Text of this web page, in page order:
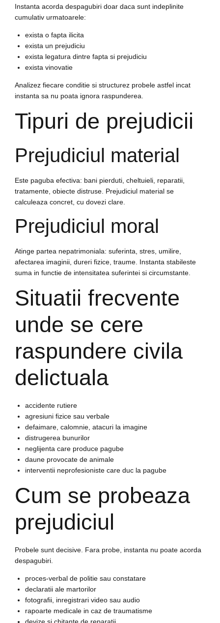
Instanta acorda despagubiri doar daca sunt indeplinite
cumulativ urmatoarele:
exista o fapta ilicita
exista un prejudiciu
exista legatura dintre fapta si prejudiciu
exista vinovatie
Analizez fiecare conditie si structurez probele astfel incat
instanta sa nu poata ignora raspunderea.
Tipuri de prejudicii
Prejudiciul material
Este paguba efectiva: bani pierduti, cheltuieli, reparatii,
tratamente, obiecte distruse. Prejudiciul material se
calculeaza concret, cu dovezi clare.
Prejudiciul moral
Atinge partea nepatrimoniala: suferinta, stres, umilire,
afectarea imaginii, dureri fizice, traume. Instanta stabileste
suma in functie de intensitatea suferintei si circumstante.
Situatii frecvente
unde se cere
raspundere civila
delictuala
accidente rutiere
agresiuni fizice sau verbale
defaimare, calomnie, atacuri la imagine
distrugerea bunurilor
neglijenta care produce pagube
daune provocate de animale
interventii neprofesioniste care duc la pagube
Cum se probeaza
prejudiciul
Probele sunt decisive. Fara probe, instanta nu poate acorda
despagubiri.
proces-verbal de politie sau constatare
declaratii ale martorilor
fotografii, inregistrari video sau audio
rapoarte medicale in caz de traumatisme
devize si chitante de reparatii